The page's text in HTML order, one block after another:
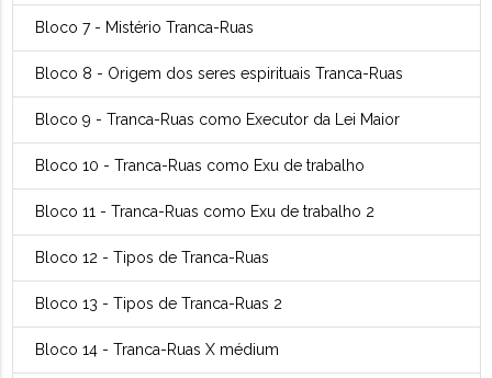
Bloco 7 - Mistério Tranca-Ruas
Bloco 8 - Origem dos seres espirituais Tranca-Ruas
Bloco 9 - Tranca-Ruas como Executor da Lei Maior
Bloco 10 - Tranca-Ruas como Exu de trabalho
Bloco 11 - Tranca-Ruas como Exu de trabalho 2
Bloco 12 - Tipos de Tranca-Ruas
Bloco 13 - Tipos de Tranca-Ruas 2
Bloco 14 - Tranca-Ruas X médium